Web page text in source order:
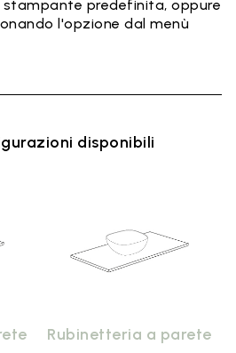
predefinita, oppure
l'opzione dal menù
disponibili
Rubinetteria a parete